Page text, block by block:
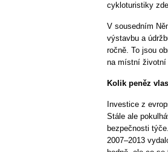
cykloturistiky
V sousedním
výstavbu a
ročně. To jsou
na místní životní
Kolik peněz
Investice z
Stále ale
bezpečnosti
2007–2013